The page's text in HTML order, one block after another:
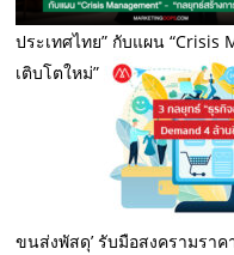
ประเทศไทย” กับแผน “Crisis
เติบโตใหม่”
ขนส่งพัสดุ’ รับมือสงครามรา